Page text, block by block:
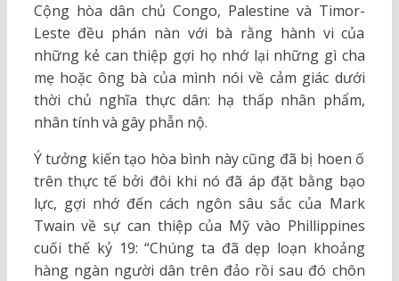
Cộng hòa dân chủ Congo, Palestine và Timor-
Leste đều phán nàn với bà rằng hành vi của
những kẻ can thiệp gợi họ nhớ lại những gì cha
mẹ hoặc ông bà của mình nói về cảm giác dưới
thời chủ nghĩa thực dân: hạ thấp nhân phẩm,
nhân tính và gây phẫn nộ.
Ý tưởng kiến tạo hòa bình này cũng đã bị hoen ố
trên thực tế bởi đôi khi nó đã áp đặt bằng bạo
lực, gợi nhớ đến cách ngôn sâu sắc của Mark
Twain về sự can thiệp của Mỹ vào Phillippines
cuối thế kỷ 19: “Chúng ta đã dẹp loạn khoảng
hàng ngàn người dân trên đảo rồi sau đó chôn